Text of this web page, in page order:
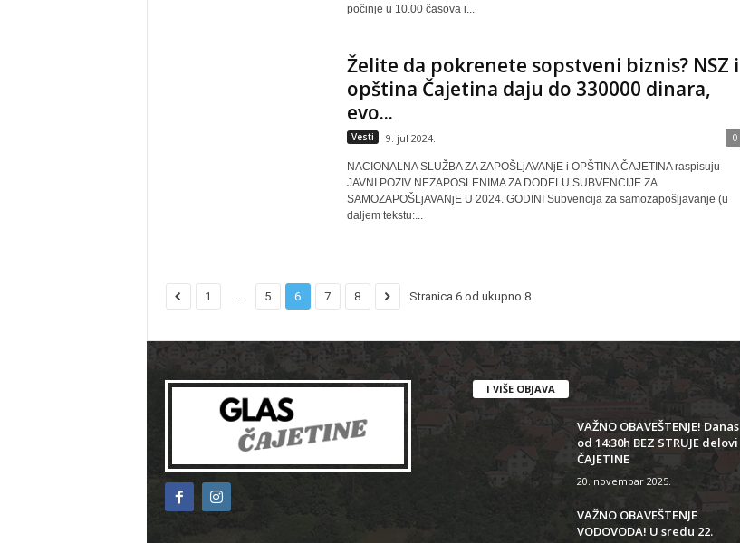
počinje u 10.00 časova i...
Želite da pokrenete sopstveni biznis? NSZ i
opština Čajetina daju do 330000 dinara,
evo...
Vesti 9. jul 2024. 0
NACIONALNA SLUŽBA ZA ZAPOŠLjAVANjE i OPŠTINA ČAJETINA raspisuju
JAVNI POZIV NEZAPOSLENIMA ZA DODELU SUBVENCIJE ZA
SAMOZAPOŠLjAVANjE U 2024. GODINI Subvencija za samozapošljavanje (u
daljem tekstu:...
1 ... 5 6 7 8 Stranica 6 od ukupno 8
I VIŠE OBJAVA
VAŽNO OBAVEŠTENJE! Danas
od 14:30h BEZ STRUJE delovi
ČAJETINE
20. novembar 2025.
VAŽNO OBAVEŠTENJE
VODOVODA! U sredu 22.